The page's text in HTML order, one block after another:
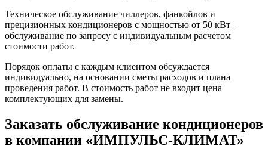
Техническое обслуживание чиллеров, фанкойлов и
прецизионных кондиционеров с мощностью от 50 кВт –
обслуживание по запросу с индивидуальным расчетом
стоимости работ.
Порядок оплаты с каждым клиентом обсуждается
индивидуально, на основании сметы расходов и плана
проведения работ. В стоимость работ не входит цена
комплектующих для замены.
Заказать обслуживание кондиционеров
в компании «ИМПУЛЬС-КЛИМАТ»